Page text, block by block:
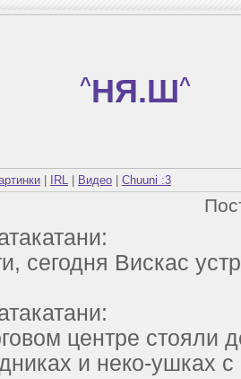
^НЯ.Ш^
IRL Видео Chuuni :3
сегодня Вискас
центре стояли
и неко-ушках